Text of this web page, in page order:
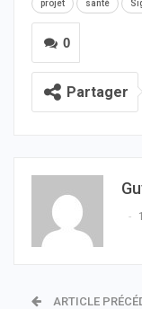
projet santé
0
Partager
ARTICLE